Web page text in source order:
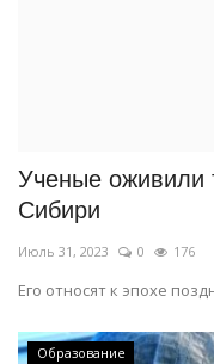
Ученые оживили
Сибири
Июль 31, 2023 0 176
Его относят к эпохе
Образование